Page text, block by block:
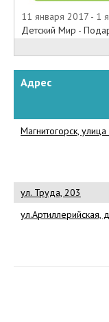
11 января 2017 - 1
Детский Мир -
Адрес
Магнитогорск,
ул. Труда, 203
ул.Артиллерийская,